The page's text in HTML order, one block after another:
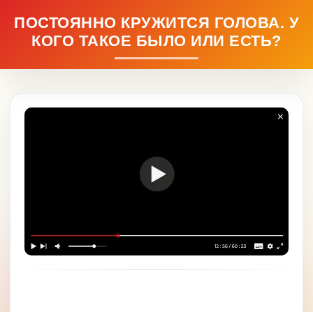
ПОСТОЯННО КРУЖИТСЯ ГОЛОВА. У
КОГО ТАКОЕ БЫЛО ИЛИ ЕСТЬ?